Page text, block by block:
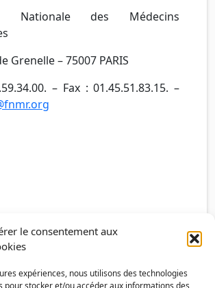
le consentement aux
expériences, nous utilisons des technologies
pour stocker et/ou accéder aux informations des
Nationale des Médecins
Grenelle – 75007 PARIS
– Fax : 01.45.51.83.15. –